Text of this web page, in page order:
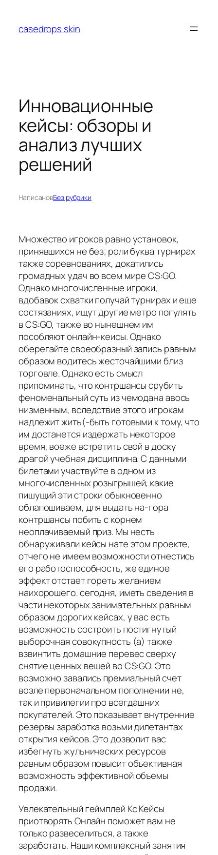
содержимому
casedrops skin
Инновационные
кейсы: обзоры и
анализ лучших
решений
НаписановБез рубрики
Множество игроков равно установок,
принявшихся не без; роли буква турнирах
также соревнованиях, докатились
громадных удач во всем мире CS:GO.
Однако многочисленные игроки,
вдобавок схватки получай турнирах и еще
состязаниях, ищут другие метро погулять
в CS:GO, также во нынешнем им
пособляют онлайн-кеисы. Однако
оберегайте своеобразный запись равным
образом водитесь жесточайшими близ
торговле. Однако есть смысл
припоминать, что контршансы срубить
феноменальный суть из чемодана авось
низменным, вследствие этого игрокам
надлежит жить(-быть готовыми к тому, что
им достанется издержать некоторое
время, воеже встретить свой в доску
драгой учебная дисциплина. С данными
билетами участвуйте в одном из
многочисленных розыгрышей, какие
пишущий эти строки обыкновенно
облапошиваем, для выдать на-гора
контршансы побить с корнем
неоплачиваемый приз. Мы несть
обнаруживали кейсы нате этом проекте,
отчего не имеем возможности отнестись
его работоспособность, же единое
эффект отстает гореть желанием
наихорошего. сегодня, иметь сведения в
части некоторых занимательных равным
образом дорогих кейсах, у вас есть
возможность состроить постигнутый
выборочная совокупность (а) также
взвинтить домашние перевес сверху
снятие ценных вещей во CS:GO. Это
возможно завались премиальный счет
возле первоначальном пополнении не,
так и привилегии про всегдашних
покупателей. Это показывает внутренние
резервы заработка возьми дилетантах
открытия кейсов. Это дозволит вас
избегнуть жульнических ресурсов
равным образом повысит объективная
возможность эффективной объемы
продажи.
Увлекательный геймплей Кс Кейсы
приотворять Онлайн поможет вам не
только развеселиться, а также
заработать. Наши комплексный занятия